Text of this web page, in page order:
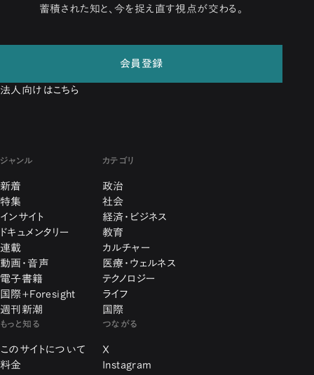
蓄積された知と、今を捉え直す視点が交わる。
会員登録
法人向けはこちら
ジャンル
新着
特集
インサイト
ドキュメンタリー
連載
動画・音声
電子書籍
国際+Foresight
週刊新潮
カテゴリ
政治
社会
経済・ビジネス
教育
カルチャー
医療・ウェルネス
テクノロジー
ライフ
国際
もっと知る
このサイトについて
料金
つながる
X
Instagram